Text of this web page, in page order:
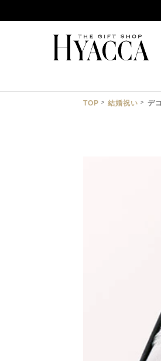
TOP 結婚祝い デ